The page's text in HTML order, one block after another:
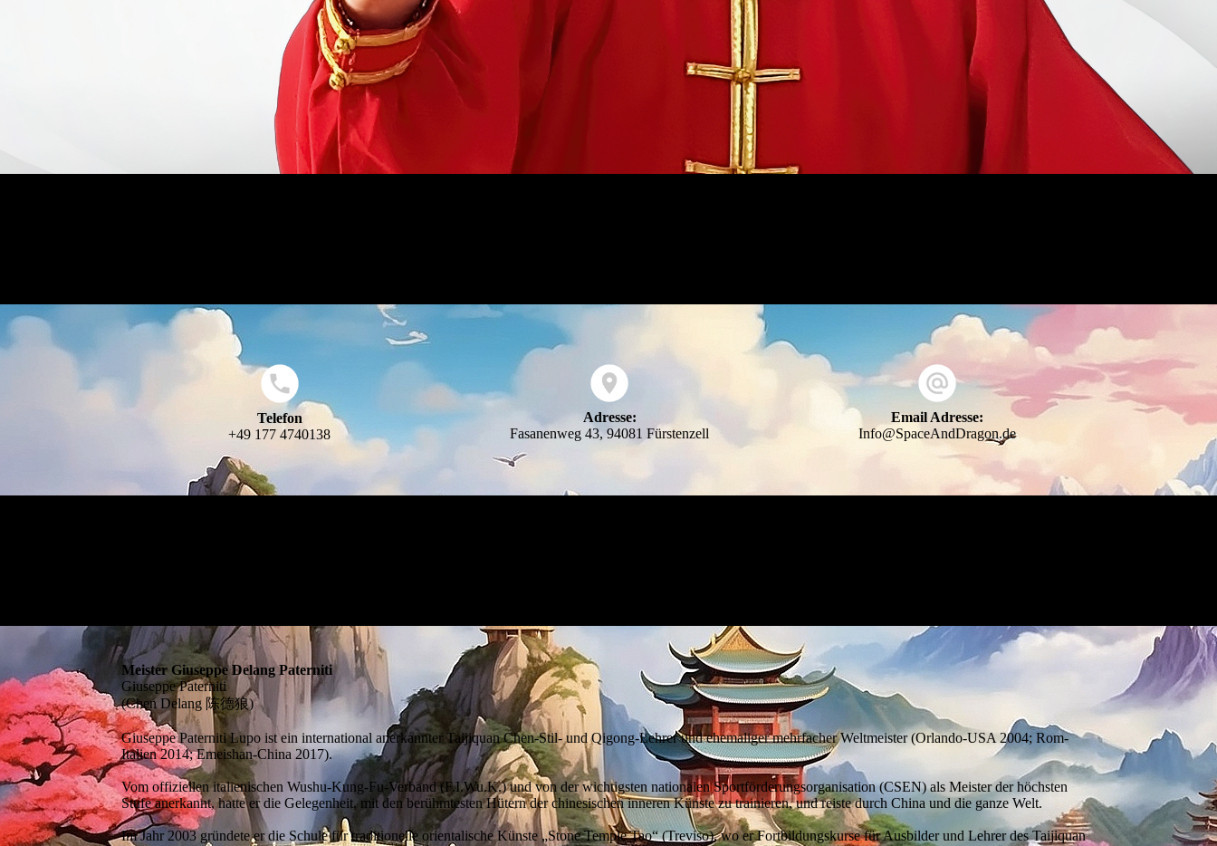
Telefon
+49 177 4740138
Adresse:
Fasanenweg 43, 94081 Fürstenzell
Email Adresse:
Info@SpaceAndDragon.de
Meister Giuseppe Delang Paterniti
Giuseppe Paterniti
(Chen Delang 陈德狼)
Giuseppe Paterniti Lupo ist ein international anerkannter Taijiquan Chen-Stil- und Qigong-Lehrer und ehemaliger mehrfacher Weltmeister (Orlando-USA 2004; Rom-
Italien 2014; Emeishan-China 2017).
Vom offiziellen italienischen Wushu-Kung-Fu-Verband (F.I.Wu.K.) und von der wichtigsten nationalen Sportförderungsorganisation (CSEN) als Meister der höchsten
Stufe anerkannt, hatte er die Gelegenheit, mit den berühmtesten Hütern der chinesischen inneren Künste zu trainieren, und reiste durch China und die ganze Welt.
Im Jahr 2003 gründete er die Schule für traditionelle orientalische Künste „Stone Temple Tao“ (Treviso), wo er Fortbildungskurse für Ausbilder und Lehrer des Taijiquan